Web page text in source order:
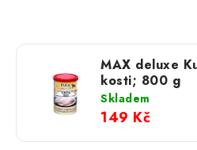
MAX deluxe
kosti; 800 g
Skladem
149 Kč